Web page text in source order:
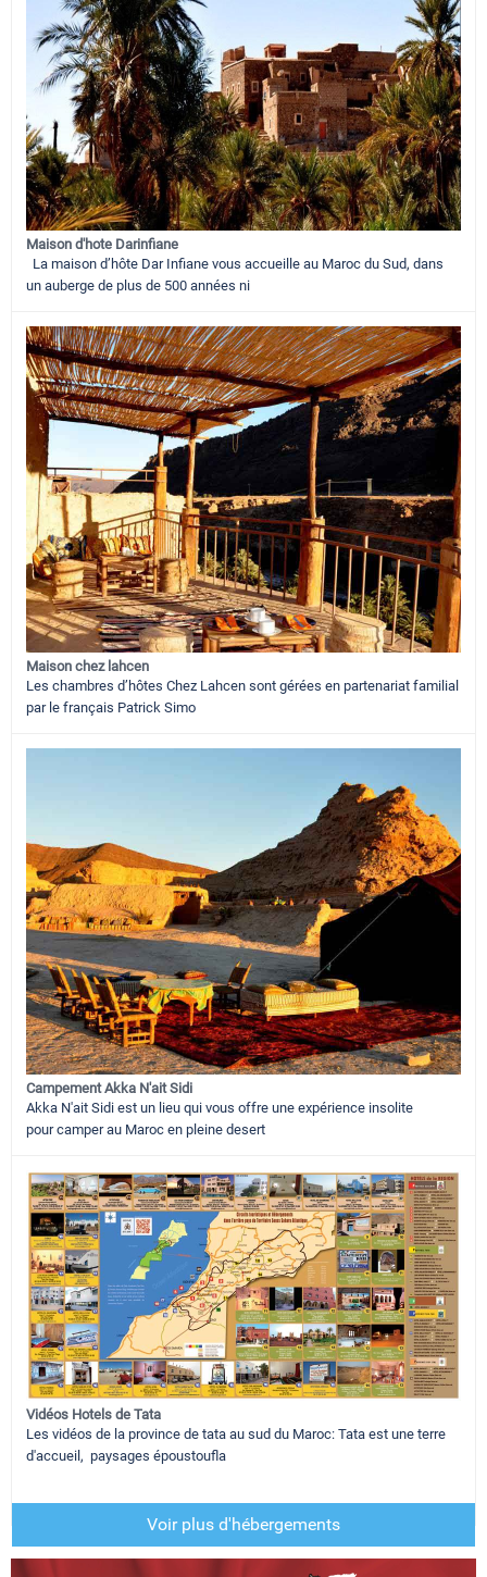
Maison d'hote Darinfiane
La maison d’hôte Dar Infiane vous accueille au Maroc du Sud, dans
un auberge de plus de 500 années ni
Maison chez lahcen
Les chambres d’hôtes Chez Lahcen sont gérées en partenariat familial
par le français Patrick Simo
Campement Akka N'ait Sidi
Akka N'ait Sidi est un lieu qui vous offre une expérience insolite
pour camper au Maroc en pleine desert
Vidéos Hotels de Tata
Les vidéos de la province de tata au sud du Maroc: Tata est une terre
d'accueil, paysages époustoufla
Voir plus d'hébergements